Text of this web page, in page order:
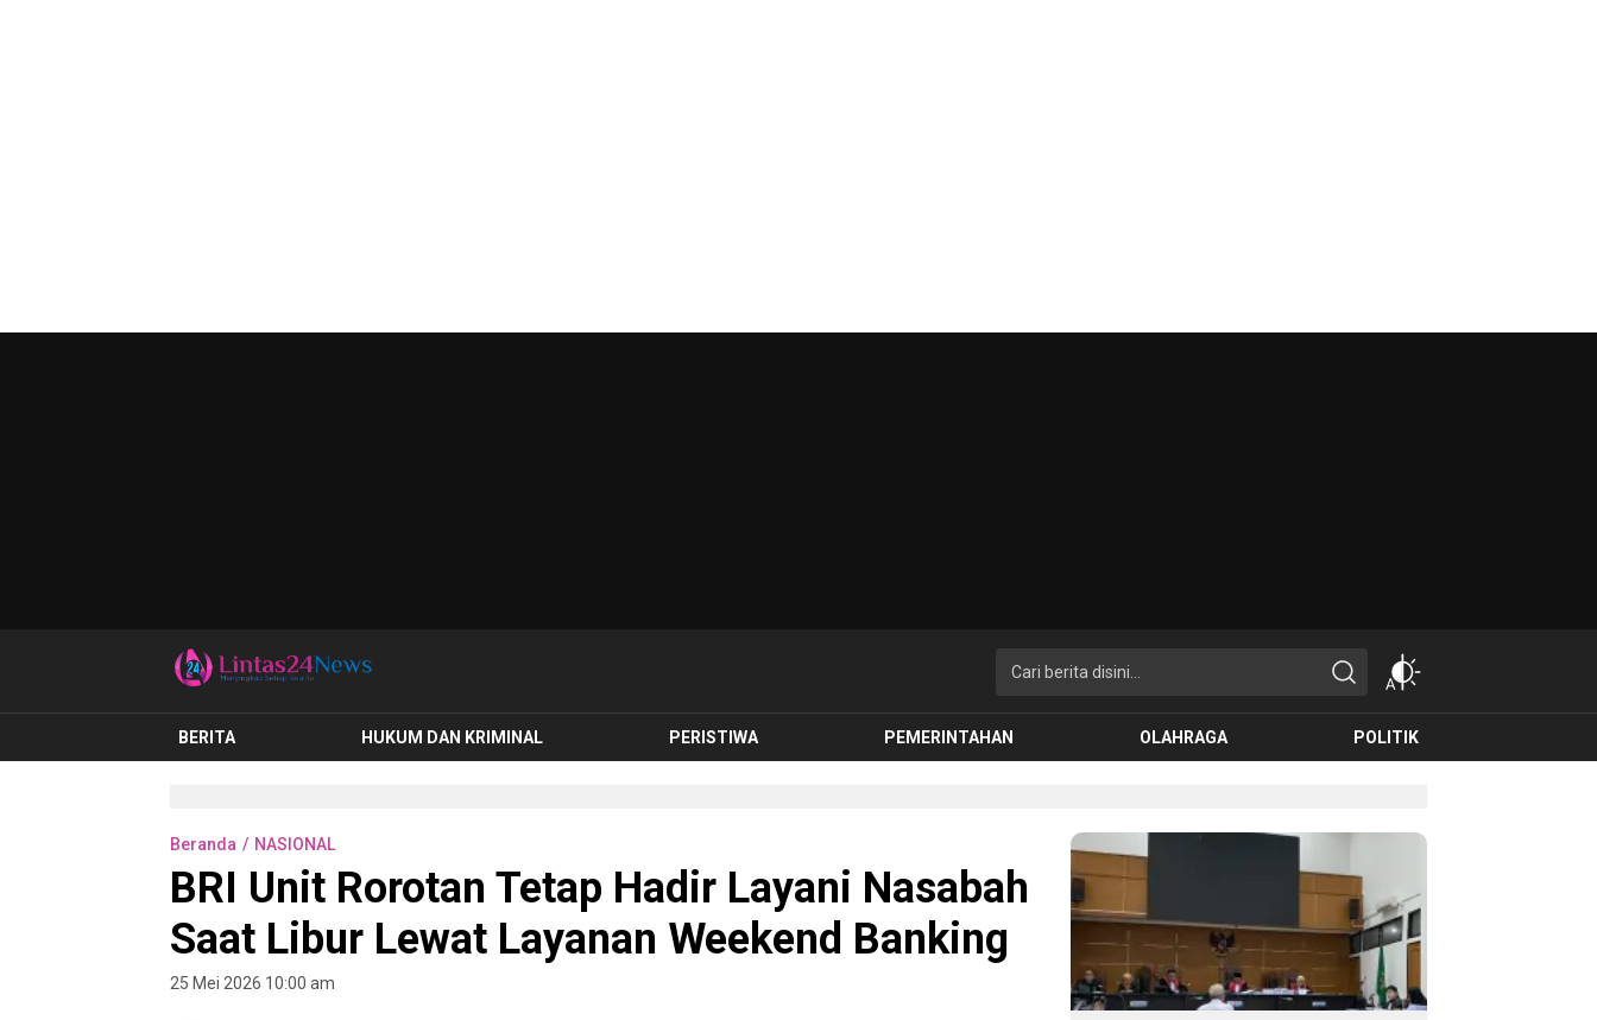
lintas24news.com
Menyingkap Setiap Realita
BERITA HUKUM DAN KRIMINAL PERISTIWA PEMERINTAHAN OLAHRAGA POLITIK
Beranda NASIONAL
BRI Unit Rorotan Tetap Hadir Layani Nasabah
Saat Libur Lewat Layanan Weekend Banking
25 Mei 2026 10:00 am